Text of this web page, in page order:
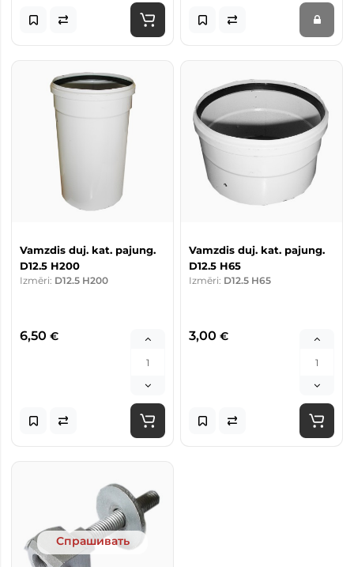
Vamzdis duj. kat. pajung.
D12.5 H200
Izmēri: D12.5 H200
6,50 €
Vamzdis duj. kat. pajung.
D12.5 H65
Izmēri: D12.5 H65
3,00 €
Спрашивать